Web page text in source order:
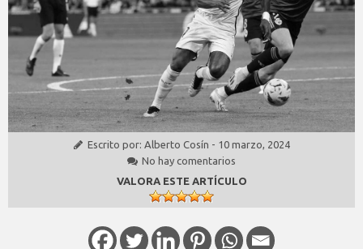
Escrito por: Alberto Cosín - 10 marzo, 2024
No hay comentarios
VALORA ESTE ARTÍCULO